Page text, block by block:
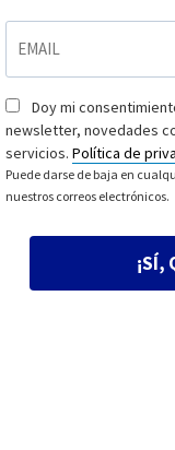
Consentimiento*
Doy mi
newsletter, novedades
servicios. Política de
Puede darse de baja en
nuestros correos electrónicos.